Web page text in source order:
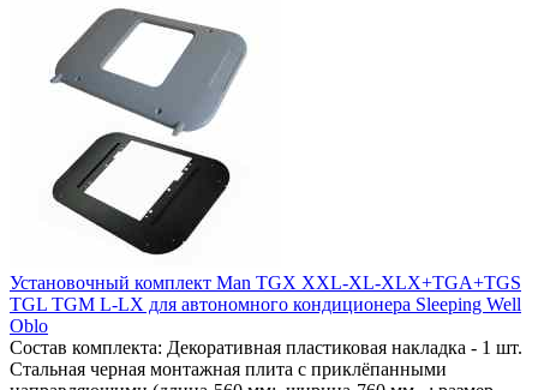
Установочный комплект Man TGX XXL-XL-XLX+TGA+TGS
TGL TGM L-LX для автономного кондиционера Sleeping Well
Oblo
Состав комплекта: Декоративная пластиковая накладка - 1 шт.
Стальная черная монтажная плита с приклёпанными